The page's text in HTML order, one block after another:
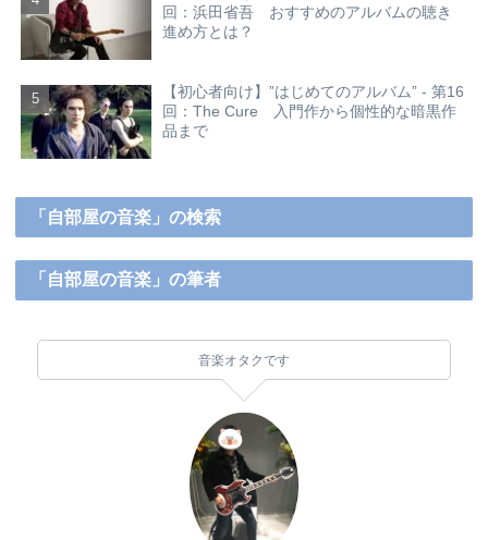
回：浜田省吾 おすすめのアルバムの聴き
進め方とは？
【初心者向け】”はじめてのアルバム” - 第16
回：The Cure 入門作から個性的な暗黒作
品まで
「自部屋の音楽」の検索
「自部屋の音楽」の筆者
音楽オタクです